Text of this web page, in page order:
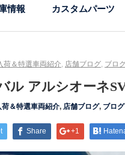
情報 カスタムパーツ
荷＆特選車両紹介, 店舗ブログ, ブロ
バル アルシオーネ
荷＆特選車両紹介, 店舗ブログ, ブログ
Share +1